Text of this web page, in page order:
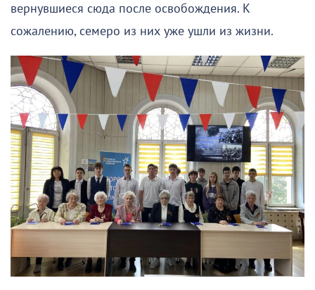
вернувшиеся сюда после освобождения. К
сожалению, семеро из них уже ушли из жизни.